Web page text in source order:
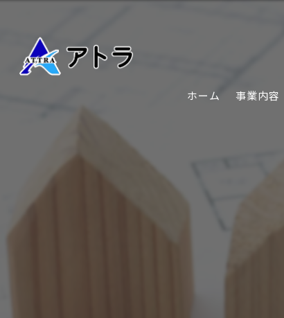
ホーム 事業内容